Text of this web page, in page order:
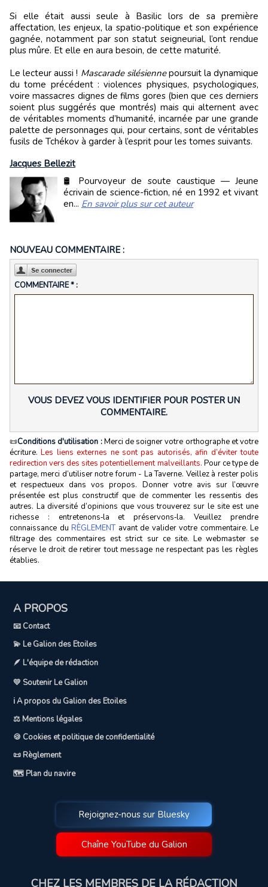
Si elle était aussi seule à Basilic lors de sa première
affectation, les enjeux, la spatio-politique et son expérience
gagnée, notamment par son statut seigneurial, l’ont rendue
plus mûre. Et elle en aura besoin, de cette maturité.
Le lecteur aussi ! Mascarade silésiennepoursuit la dynamique
du tome précédent : violences physiques, psychologiques,
voire massacres dignes de films gores (bien que ces derniers
soient plus suggérés que montrés) mais qui alternent avec
de véritables moments d’humanité, incarnée par une grande
palette de personnages qui, pour certains, sont de véritables
fusils de Tchékov à garder à l’esprit pour les tomes suivants.
Jacques Bellezit
🛢️ Pourvoyeur de soute caustique — Jeune
écrivain de science-fiction, né en 1992 et vivant
en... En savoir plus sur cet auteur
NOUVEAU COMMENTAIRE :
COMMENTAIRE * :
VOUS DEVEZ VOUS IDENTIFIER POUR POSTER UN
COMMENTAIRE.
📜Conditions d'utilisation :Merci de soigner votre orthographe et votre
écriture.Les liens externes ne sont pas autorisés, afin d’éviter toute
redirection vers des sites potentiellement malveillants. Pour ce type de
partage, merci d’utiliser notre forum - La Taverne. Veillez à rester polis
et respectueux dans vos propos. Donner votre avis sur l’œuvre
présentée est plus constructif que de commenter les ressentis des
autres. La diversité d’opinions que vous trouverez sur le site est une
richesse : entretenons‑la et préservons‑la. Veuillez prendre
connaissance du RÈGLEMENTavant de valider votre commentaire. Le
filtrage des commentaires est strict sur ce site. Le webmaster se
réserve le droit de retirer tout message ne respectant pas les règles
établies.
A PROPOS
📧 Contact
💫 Le Galion des Etoiles
🪶 L'équipe de rédaction
💛 Soutenir Le Galion
ℹ️ A propos du Galion des Etoiles
⚖️ Mentions légales
🍪 Cookies et politique de confidentialité
📜 Règlement
🗺️ Plan du navire
Rejoignez-nous sur Bluesky
Chaîne YouTube du Galion
CHEZ LES MEMBRES DE LA RÉDACTION